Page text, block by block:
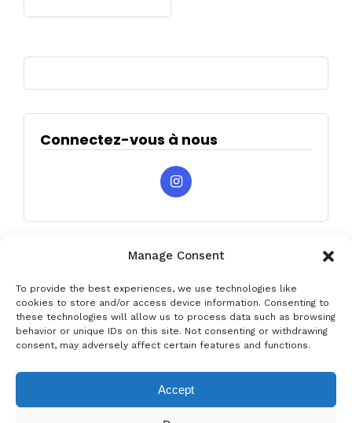
Manage Consent
To provide the best experiences, we use technologies like
cookies to store and/or access device information. Consenting to
these technologies will allow us to process data such as browsing
behavior or unique IDs on this site. Not consenting or withdrawing
consent, may adversely affect certain features and functions.
Accept
Connectez-vous à nous
Privacy & Data Protection Policy Legal Notice Cookie Policy
Louer une voiture à Barcelone Louer une voiture à Costa Brava
Louer une voiture à L'Estartit Louer une voiture à Girona